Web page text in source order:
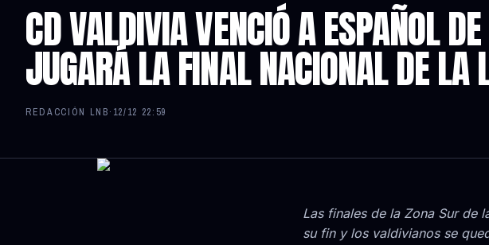
CD VALDIVIA VENCIÓ A ESPAÑOL
JUGARÁ LA FINAL NACIONAL DE LA
REDACCIÓN LNB· 12/12 22:59
Las finales de la Zona Sur de
su fin y los valdivianos se